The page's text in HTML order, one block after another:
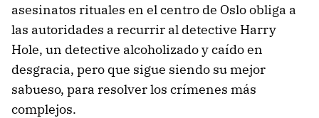
asesinatos rituales en el centro de Oslo obliga a
las autoridades a recurrir al detective Harry
Hole, un detective alcoholizado y caído en
desgracia, pero que sigue siendo su mejor
sabueso, para resolver los crímenes más
complejos.